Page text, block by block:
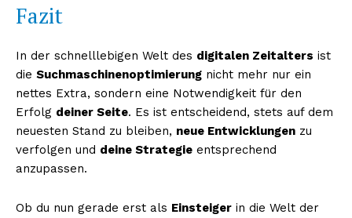
Fazit
In der schnelllebigen Welt des digitalen Zeitalters ist
die Suchmaschinenoptimierung nicht mehr nur ein
nettes Extra, sondern eine Notwendigkeit für den
Erfolg deiner Seite. Es ist entscheidend, stets auf dem
neuesten Stand zu bleiben, neue Entwicklungen zu
verfolgen und deine Strategie entsprechend
anzupassen.
Ob du nun gerade erst als Einsteiger in die Welt der